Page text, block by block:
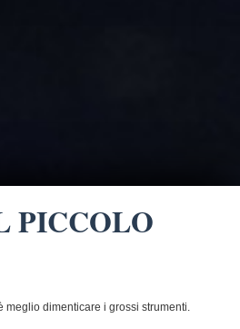
PICCOLO
meglio dimenticare i grossi strumenti.